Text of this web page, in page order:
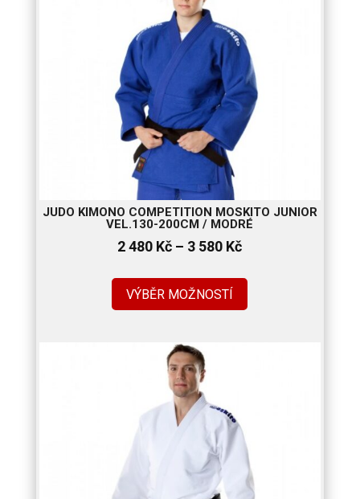
JUDO KIMONO COMPETITION MOSKITO JUNIOR
VEL.130-200CM / MODRÉ
2 480 Kč – 3 580 KčRozpětí
2
480 Kč
VÝBĚR MOŽNOSTÍ